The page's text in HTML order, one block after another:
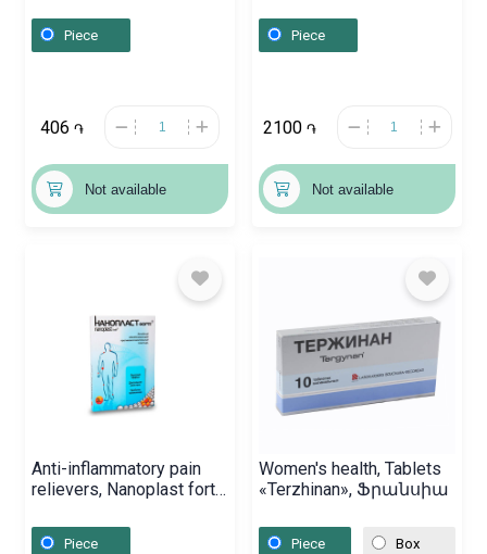
Piece
406 ֏
Not available
Piece
2100 ֏
Not available
Anti-inflammatory pain
relievers, Nanoplast forte
Չինաստան
Piece
Women's health, Tablets
«Terzhinan», Ֆրանսիա
Piece Box